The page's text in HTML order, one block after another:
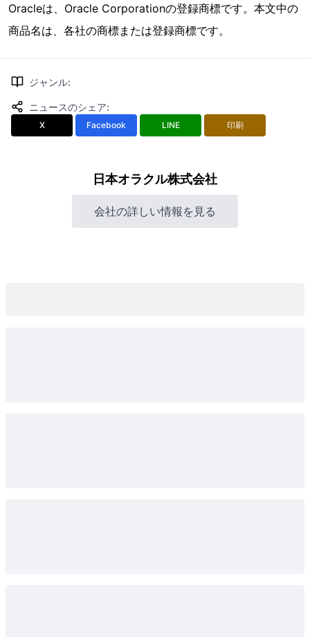
Oracleは、Oracle Corporationの登録商標です。本文中の
商品名は、各社の商標または登録商標です。
ジャンル:
ニュースのシェア:
X Facebook LINE 印刷
日本オラクル株式会社
会社の詳しい情報を見る